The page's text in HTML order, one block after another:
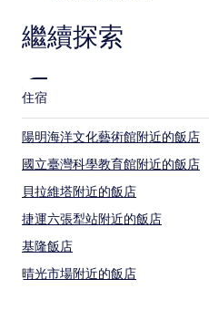
繼續探索
住宿
陽明海洋文化藝術館附近的飯店
國立臺灣科學教育館附近的飯店
貝拉維塔附近的飯店
捷運六張犁站附近的飯店
基隆飯店
晴光市場附近的飯店